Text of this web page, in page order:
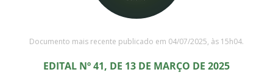
Documento mais recente publicado em 04/07/2025, às 15h04.
EDITAL Nº 41, DE 13 DE MARÇO DE 2025